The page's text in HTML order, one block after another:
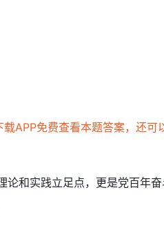
载APP免费查看本题答案，还
论和实践立足点，更是党百年奋